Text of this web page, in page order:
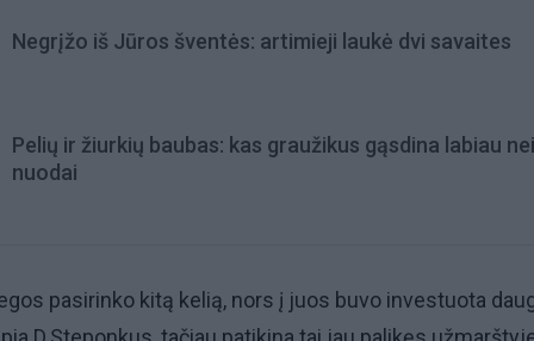
Negrįžo iš Jūros šventės: artimieji laukė dvi savaites
Pelių ir žiurkių baubas: kas graužikus gąsdina labiau nei
nuodai
pasirinko kitą kelią, nors į juos buvo investuota